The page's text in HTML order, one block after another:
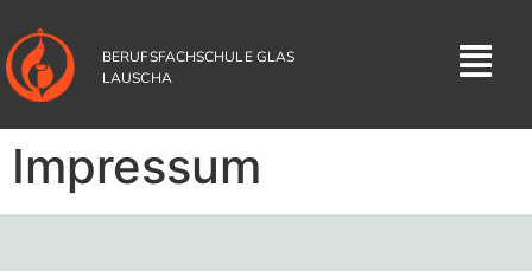
BERUFSFACHSCHULE GLAS
LAUSCHA
Impressum